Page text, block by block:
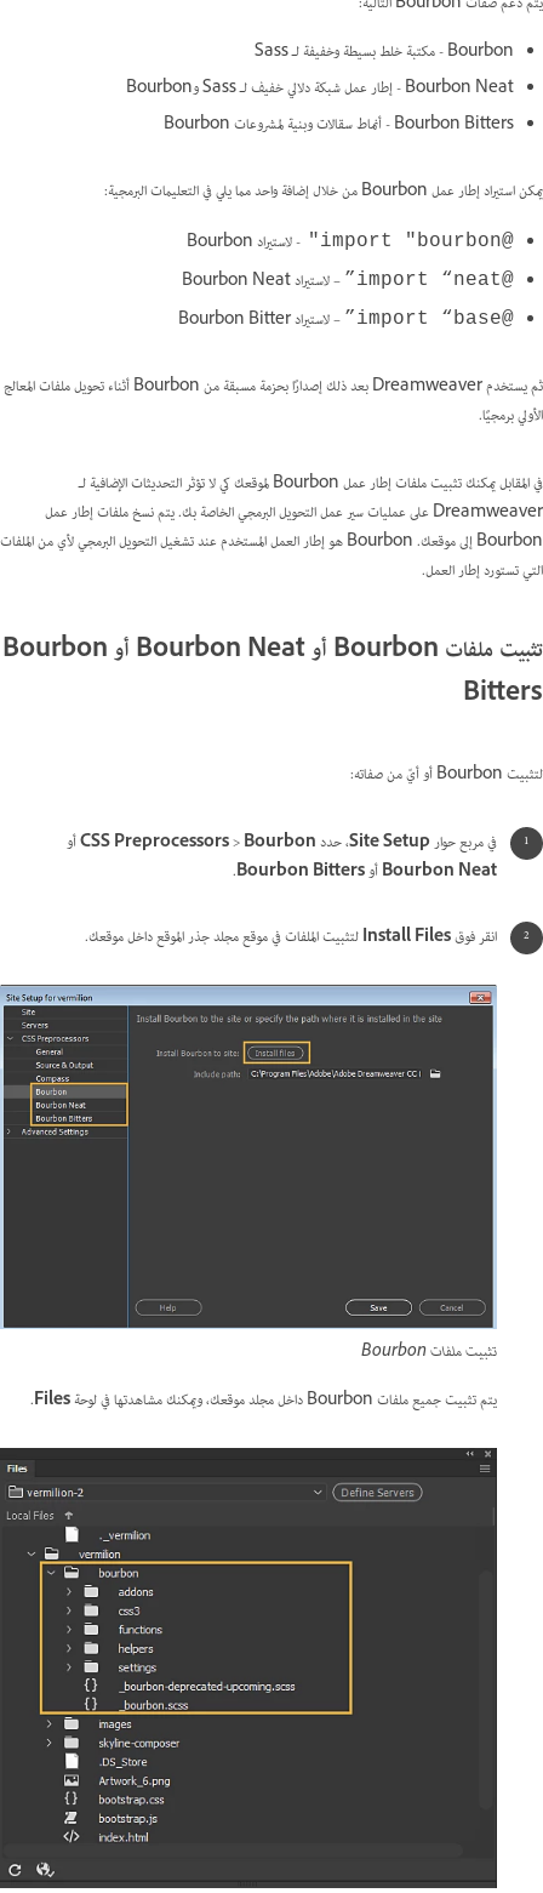
Bourbon - مكتبة خلط بسيطة وخفيفة لـ Sass
Bourbon Neat - إطار عمل شبكة دلالي خفيف لـ Sass وBourbon
Bourbon Bitters - أنماط سقالات وبنية لمشروعات Bourbon
يمكن استيراد إطار عمل Bourbon من خلال إضافة واحد مما يلي في التعليمات البرمجية:
@import "bourbon" - لاستيراد Bourbon
@import “neat” – لاستيراد Bourbon Neat
@import “base” – لاستيراد Bourbon Bitter
ثم يستخدم Dreamweaver بعد ذلك إصدارًا بحزمة مسبقة من Bourbon أثناء تحويل ملفات المعالج
الأولي برمجيًا.
في المقابل يمكنك تثبيت ملفات إطار عمل Bourbon لموقعك كي لا تؤثر التحديثات الإضافية لـ
Dreamweaver على عمليات سير عمل التحويل البرمجي الخاصة بك. يتم نسخ ملفات إطار عمل
Bourbon إلى موقعك. Bourbon هو إطار العمل المستخدم عند تشغيل التحويل البرمجي لأي من الملفات
التي تستورد إطار العمل.
تثبيت ملفات Bourbon أو Bourbon Neat أو Bourbon
Bitters
لتثبيت Bourbon أو أيّ من صفاته:
في مربع حوارSite Setup، حدد CSS Preprocessors>Bourbon
أو
Bourbon NeatأوBourbon Bitters
.
انقر فوقInstall Filesلتثبيت الملفات في موقع مجلد جذر الموقع داخل موقعك.
تثبيت ملفات Bourbon
يتم تثبيت جميع ملفات Bourbon داخل مجلد موقعك، ويمكنك مشاهدتها في لوحة
Files
.